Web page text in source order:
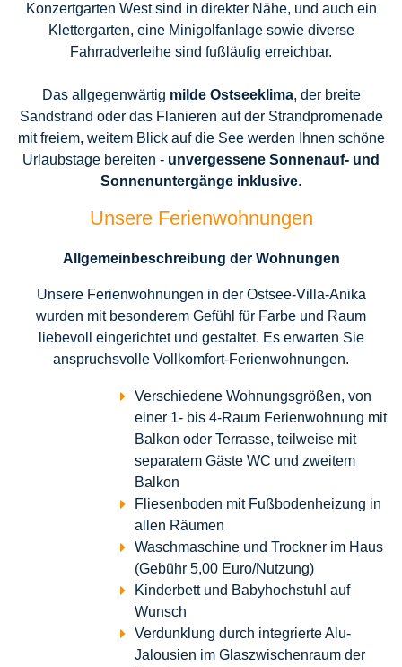
Konzertgarten West sind in direkter Nähe, und auch ein
Klettergarten, eine Minigolfanlage sowie diverse
Fahrradverleihe sind fußläufig erreichbar.
Das allgegenwärtig milde Ostseeklima, der breite
Sandstrand oder das Flanieren auf der Strandpromenade
mit freiem, weitem Blick auf die See werden Ihnen schöne
Urlaubstage bereiten - unvergessene Sonnenauf- und
Sonnenuntergänge inklusive.
Unsere Ferienwohnungen
Allgemeinbeschreibung der Wohnungen
Unsere Ferienwohnungen in der Ostsee-Villa-Anika
wurden mit besonderem Gefühl für Farbe und Raum
liebevoll eingerichtet und gestaltet. Es erwarten Sie
anspruchsvolle Vollkomfort-Ferienwohnungen.
Verschiedene Wohnungsgrößen, von
einer 1- bis 4-Raum Ferienwohnung mit
Balkon oder Terrasse, teilweise mit
separatem Gäste WC und zweitem
Balkon
Fliesenboden mit Fußbodenheizung in
allen Räumen
Waschmaschine und Trockner im Haus
(Gebühr 5,00 Euro/Nutzung)
Kinderbett und Babyhochstuhl auf
Wunsch
Verdunklung durch integrierte Alu-
Jalousien im Glaszwischenraum der